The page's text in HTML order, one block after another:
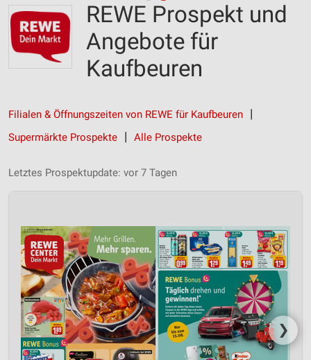
REWE Prospekt und
Angebote für
Kaufbeuren
Filialen & Öffnungszeiten von REWE für Kaufbeuren
Supermärkte Prospekte
Alle Prospekte
Letztes Prospektupdate: vor 7 Tagen
❯